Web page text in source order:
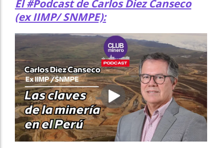
El #Podcast de Carlos Diez Canseco
(ex IIMP/ SNMPE):